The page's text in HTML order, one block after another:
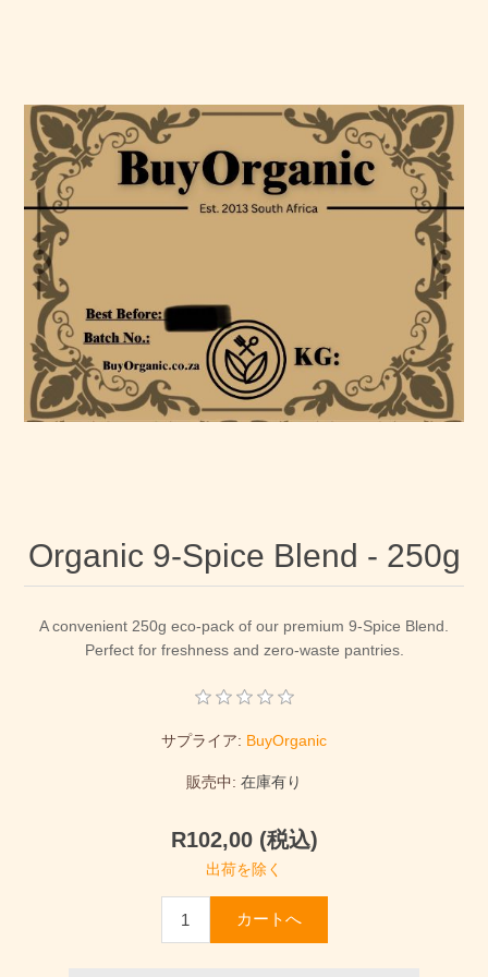
Organic 9-Spice Blend - 250g
A convenient 250g eco-pack of our premium 9-Spice Blend.
Perfect for freshness and zero-waste pantries.
サプライア: BuyOrganic
販売中: 在庫有り
R102,00 (税込)
出荷を除く
カートへ